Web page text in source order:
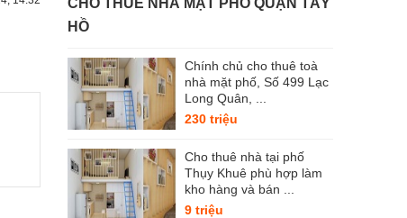
CHO THUÊ NHÀ MẶT PHỐ QUẬN TÂY
HỒ
Chính chủ cho thuê toà
nhà mặt phố, Số 499 Lạc
Long Quân, ...
230 triệu
Cho thuê nhà tại phố
Thụy Khuê phù hợp làm
kho hàng và bán ...
9 triệu